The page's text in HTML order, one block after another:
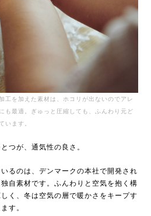
工を加えた素材は、ホコリが出ないのでアレ
も最適。ぎゅっと圧縮しても、ふんわり元ど
います。
つが、通気性の良さ。
るのは、デンマークの本社で開発され
自素材です。ふんわりと空気を抱く構
く、冬は空気の層で暖かさをキープす
す。